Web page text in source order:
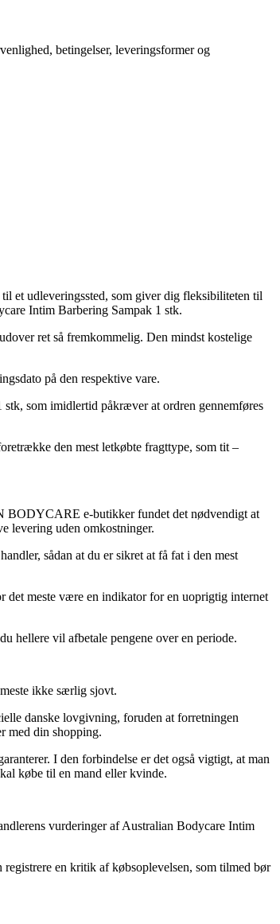
betingelser, leveringsformer og
et udleveringssted, som giver dig fleksibiliteten til
Intim Barbering Sampak 1 stk.
ret så fremkommelig. Den mindst kostelige
på den respektive vare.
som imidlertid påkræver at ordren gennemføres
den mest letkøbte fragttype, som tit –
BODYCARE e-butikker fundet det nødvendigt at
levering uden omkostninger.
sådan at du er sikret at få fat i den mest
meste være en indikator for en uoprigtig internet
hellere vil afbetale pengene over en periode.
ikke særlig sjovt.
danske lovgivning, foruden at forretningen
med din shopping.
I den forbindelse er det også vigtigt, at man
købe til en mand eller kvinde.
vurderinger af Australian Bodycare Intim
en kritik af købsoplevelsen, som tilmed bør